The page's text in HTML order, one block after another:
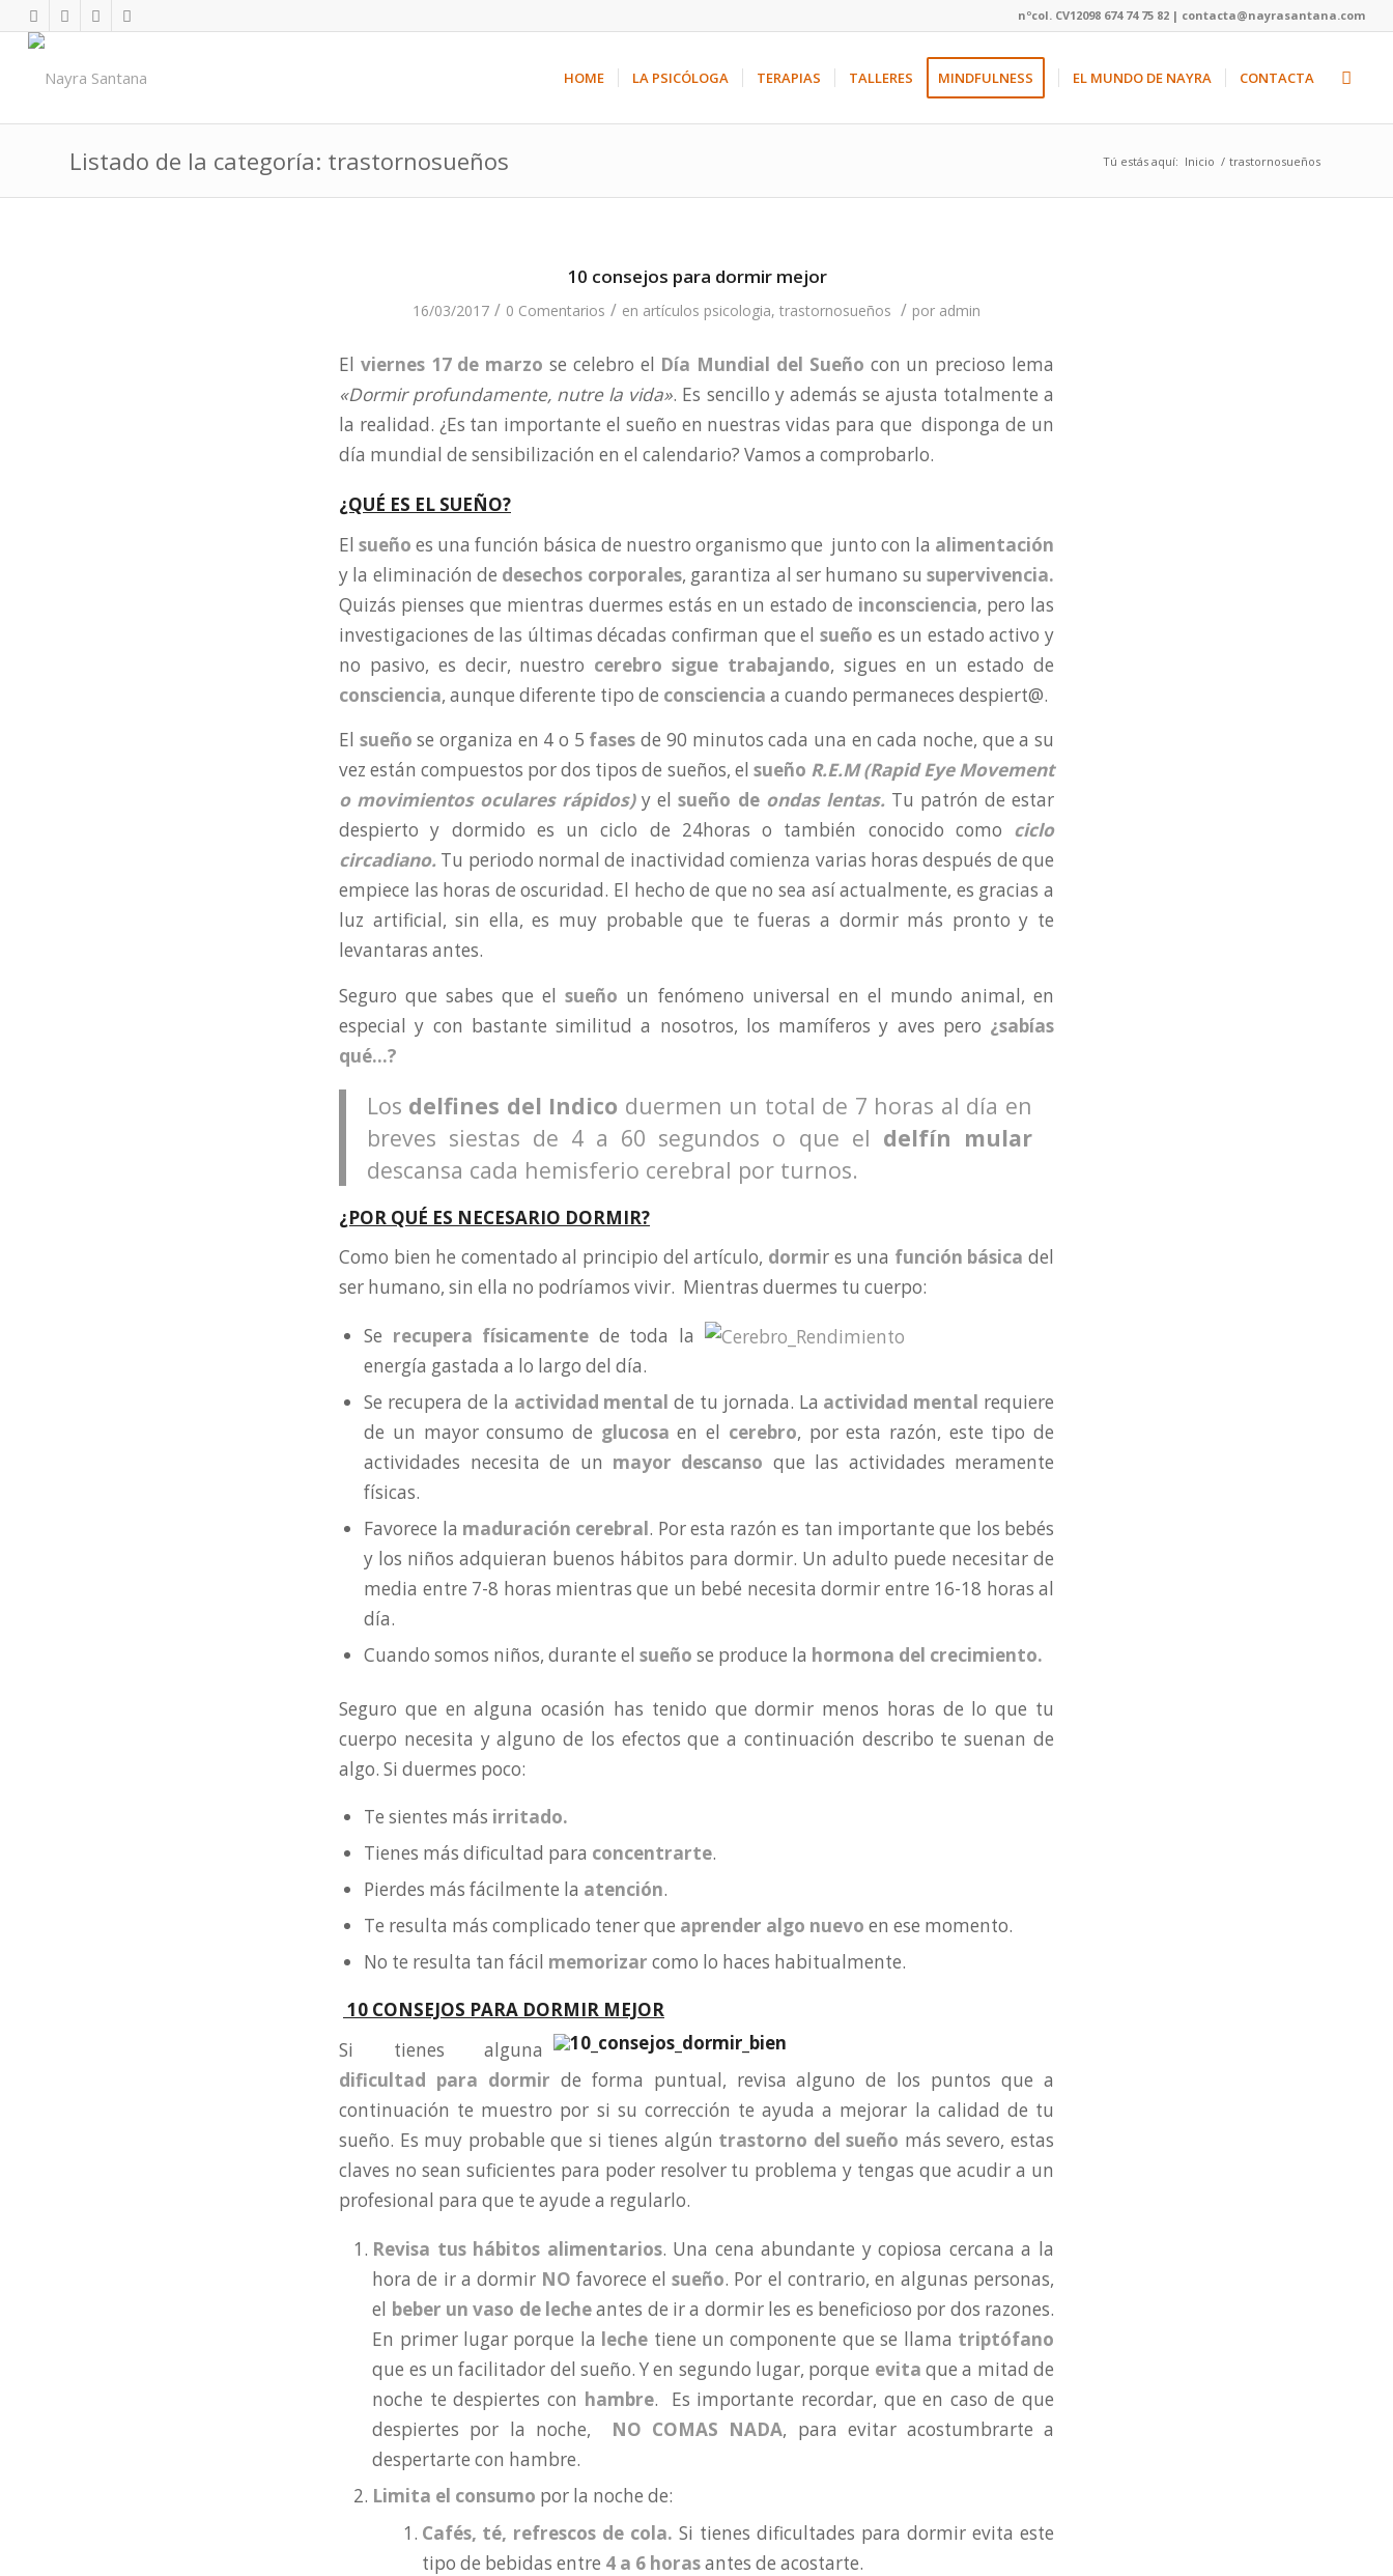
nºcol. CV12098 674 74 75 82 | contacta@nayrasantana.com
HOME LA PSICÓLOGA TERAPIAS TALLERES MINDFULNESS EL MUNDO DE NAYRA CONTACTA
Listado de la categoría: trastornosueños Tú estás aquí: Inicio / trastornosueños
10 consejos para dormir mejor
16/03/2017 / 0 Comentarios / en artículos psicologia, trastornosueños / por admin
El viernes 17 de marzo se celebro el Día Mundial del Sueño con un precioso lema
«Dormir profundamente, nutre la vida». Es sencillo y además se ajusta totalmente a
la realidad. ¿Es tan importante el sueño en nuestras vidas para que disponga de un
día mundial de sensibilización en el calendario? Vamos a comprobarlo.
¿QUÉ ES EL SUEÑO?
El sueño es una función básica de nuestro organismo que junto con la alimentación
y la eliminación de desechos corporales, garantiza al ser humano susupervivencia.
Quizás pienses que mientras duermes estás en un estado de inconsciencia, pero las
investigaciones de las últimas décadas confirman que el sueño es un estado activo y
no pasivo, es decir, nuestro cerebro sigue trabajando, sigues en un estado de
consciencia, aunque diferente tipo de consciencia a cuando permaneces despiert@.
El sueñose organiza en 4 o 5 fasesde 90 minutos cada una en cada noche, que a su
vez están compuestos por dos tipos de sueños, el sueño R.E.M(Rapid Eye Movement
o movimientos oculares rápidos)y elsueño de ondas lentas. Tu patrón de estar
despierto y dormido es un ciclo de 24horas o también conocido como ciclo
circadiano. Tu periodo normal de inactividad comienza varias horas después de que
empiece las horas de oscuridad. El hecho de que no sea así actualmente, es gracias a
luz artificial, sin ella, es muy probable que te fueras a dormir más pronto y te
levantaras antes.
Seguro que sabes que elsueño un fenómeno universal en el mundo animal, en
especial y con bastante similitud a nosotros, los mamíferos y aves pero ¿sabías
qué…?
Los delfines del Indico duermen un total de 7 horas al día en
breves siestas de 4 a 60 segundos o que el delfín mular
descansa cada hemisferio cerebral por turnos.
¿POR QUÉ ES NECESARIO DORMIR?
Como bien he comentado al principio del artículo, dormir es una función básica del
ser humano, sin ella no podríamos vivir. Mientras duermes tu cuerpo:
Se recupera físicamente de toda la
energía gastada a lo largo del día.
Se recupera de la actividad mental de tu jornada. La actividad mental requiere
de un mayor consumo de glucosa en el cerebro, por esta razón, este tipo de
actividades necesita de un mayor descanso que las actividades meramente
físicas.
Favorece la maduración cerebral. Por esta razón es tan importante que los bebés
y los niños adquieran buenos hábitos para dormir. Un adulto puede necesitar de
media entre 7-8 horas mientras que un bebé necesita dormir entre 16-18 horas al
día.
Cuando somos niños, durante elsueño se produce la hormona del crecimiento.
Seguro que en alguna ocasión has tenido que dormir menos horas de lo que tu
cuerpo necesita y alguno de los efectos que a continuación describo te suenan de
algo. Si duermes poco:
Te sientes más irritado.
Tienes más dificultad para concentrarte.
Pierdes más fácilmente la atención.
Te resulta más complicado tener que aprender algo nuevo en ese momento.
No te resulta tan fácil memorizar como lo haces habitualmente.
10 CONSEJOS PARA DORMIR MEJOR
Si tienes alguna
dificultad para dormir de forma puntual, revisa alguno de los puntos que a
continuación te muestro por si su corrección te ayuda a mejorar la calidad de tu
sueño. Es muy probable que si tienes algún trastorno del sueño más severo, estas
claves no sean suficientes para poder resolver tu problema y tengas que acudir a un
profesional para que te ayude a regularlo.
Revisa tus hábitos alimentarios. Una cena abundante y copiosa cercana a la
hora de ir a dormir NO favorece elsueño. Por el contrario, en algunas personas,
el beber un vaso de lecheantes de ir a dormir les es beneficioso por dos razones.
En primer lugar porque la leche tiene un componente que se llama triptófano
que es un facilitador del sueño. Y en segundo lugar, porque evita que a mitad de
noche te despiertes con hambre. Es importante recordar, que en caso de que
despiertes por la noche, NO COMAS NADA, para evitar acostumbrarte a
despertarte con hambre.
Limita el consumo por la noche de:
Cafés, té, refrescos de cola.Si tienes dificultades para dormir evita este
tipo de bebidas entre 4 a 6 horasantes de acostarte.